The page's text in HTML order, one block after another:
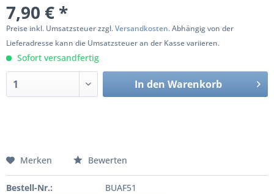
7,90 € *
Preise inkl. Umsatzsteuer zzgl.Versandkosten. Abhängig von der
Lieferadresse kann die Umsatzsteuer an der Kasse variieren.
Sofort versandfertig
In den Warenkorb
Merken Bewerten
Bestell-Nr.: BUAF51